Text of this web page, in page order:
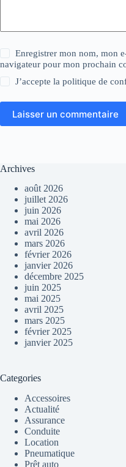
Enregistrer mon nom, mon
navigateur pour mon prochain
J’accepte lapolitique de
Laisser un commentaire
Archives
août 2026
juillet 2026
juin 2026
mai 2026
avril 2026
mars 2026
février 2026
janvier 2026
décembre 2025
juin 2025
mai 2025
avril 2025
mars 2025
février 2025
janvier 2025
Categories
Accessoires
Actualité
Assurance
Conduite
Location
Pneumatique
Prêt auto